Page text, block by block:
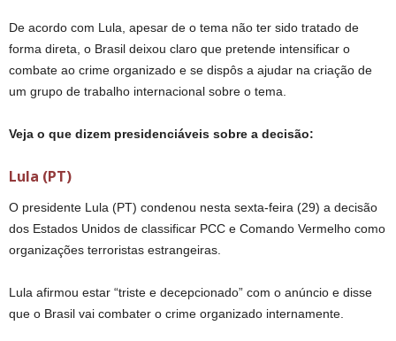
De acordo com Lula, apesar de o tema não ter sido tratado de
forma direta, o Brasil deixou claro que pretende intensificar o
combate ao crime organizado e se dispôs a ajudar na criação de
um grupo de trabalho internacional sobre o tema.
Veja o que dizem presidenciáveis sobre a decisão:
Lula (PT)
O presidente Lula (PT) condenou nesta sexta-feira (29) a decisão
dos Estados Unidos de classificar PCC e Comando Vermelho como
organizações terroristas estrangeiras.
Lula afirmou estar “triste e decepcionado” com o anúncio e disse
que o Brasil vai combater o crime organizado internamente.